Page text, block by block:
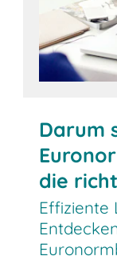
Darum
die
Effiziente